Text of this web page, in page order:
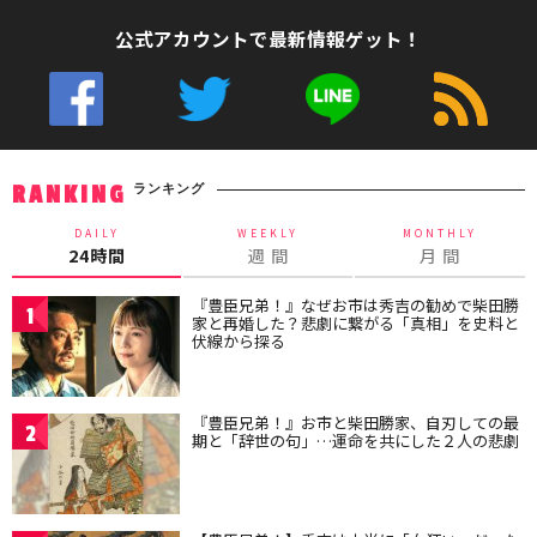
公式アカウントで最新情報ゲット！
RANKING ランキング
DAILY
24時間
WEEKLY
週 間
MONTHLY
月 間
1 『豊臣兄弟！』なぜお市は秀吉の勧めで柴田勝
家と再婚した？悲劇に繋がる「真相」を史料と
伏線から探る
2 『豊臣兄弟！』お市と柴田勝家、自刃しての最
期と「辞世の句」…運命を共にした２人の悲劇